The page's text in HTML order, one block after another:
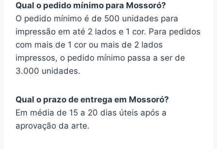
Qual o pedido mínimo para Mossoró?
O pedido mínimo é de 500 unidades para
impressão em até 2 lados e 1 cor. Para pedidos
com mais de 1 cor ou mais de 2 lados
impressos, o pedido mínimo passa a ser de
3.000 unidades.
Qual o prazo de entrega em Mossoró?
Em média de 15 a 20 dias úteis após a
aprovação da arte.